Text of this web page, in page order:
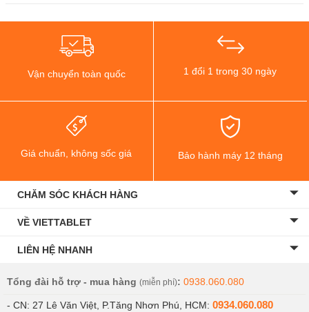
Vận chuyển toàn quốc 1 đổi 1 trong 30 ngày
Giá chuẩn, không sốc giá Bảo hành máy 12 tháng
CHĂM SÓC KHÁCH HÀNG
VỀ VIETTABLET
LIÊN HỆ NHANH
Tổng đài hỗ trợ - mua hàng (miễn phí): 0938.060.080
- CN: 27 Lê Văn Việt, P.Tăng Nhơn Phú, HCM: 0934.060.080